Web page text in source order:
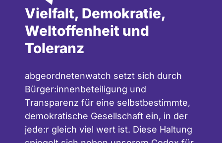
Vielfalt, Demokratie,
Weltoffenheit und
Toleranz
abgeordnetenwatch setzt sich durch
Bürger:innenbeteiligung und
Transparenz für eine selbstbestimmte,
demokratische Gesellschaft ein, in der
jede:r gleich viel wert ist. Diese Haltung